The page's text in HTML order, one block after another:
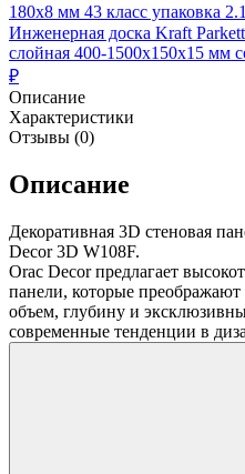
180х8 мм 43 класс упаковка
Инженерная доска Kraft
слойная 400-1500х150х15 мм
₽
Описание
Характеристики
Отзывы (0)
Описание
Декоративная 3D стеновая
Decor 3D W108F.
Orac Decor предлагает
панели, которые
объем, глубину и
современные тенденции в